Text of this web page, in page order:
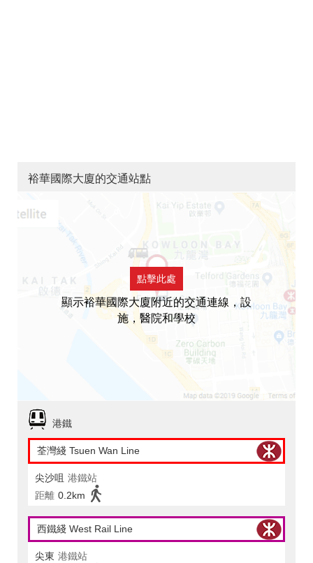
裕華國際大廈的交通站點
點擊此處
顯示裕華國際大廈附近的交通連線，設
施，醫院和學校
港鐵
荃灣綫 Tsuen Wan Line
尖沙咀 港鐵站
距離 0.2km
西鐵綫 West Rail Line
尖東 港鐵站